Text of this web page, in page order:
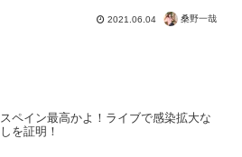
今の人が生きられる。先人達としても、
自分の命が未来の民族を守ったとなれば
2021.06.04 桑野一哉
スペイン最高かよ！ライブで感染拡大な
しを証明！